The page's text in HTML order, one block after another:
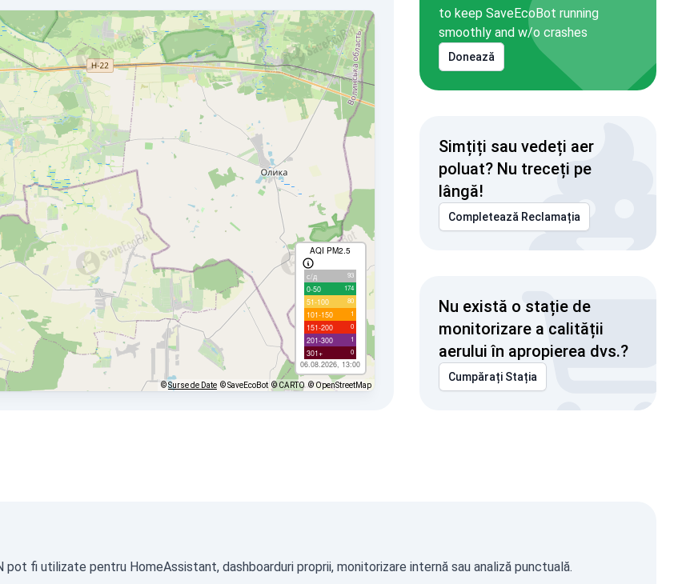
AQI PM2.5
с/д 93
0-50 174
51-100 80
101-150 1
151-200 0
201-300 1
301+ 0
06.08.2026, 13:00
©Surse de Date © SaveEcoBot © CARTO © OpenStreetMap
to keep SaveEcoBot running
smoothly and w/o crashes
Donează
Simțiți sau vedeți aer
poluat? Nu treceți pe
lângă!
Completează Reclamația
Nu există o stație de
monitorizare a calității
aerului în apropierea dvs.?
Cumpărați Stația
fi utilizate pentru HomeAssistant, dashboarduri proprii, monitorizare internă sau analiză punctuală.